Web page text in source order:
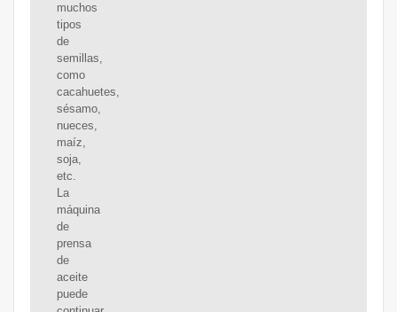
muchos
tipos
de
semillas,
como
cacahuetes,
sésamo,
nueces,
maíz,
soja,
etc.
La
máquina
de
prensa
de
aceite
puede